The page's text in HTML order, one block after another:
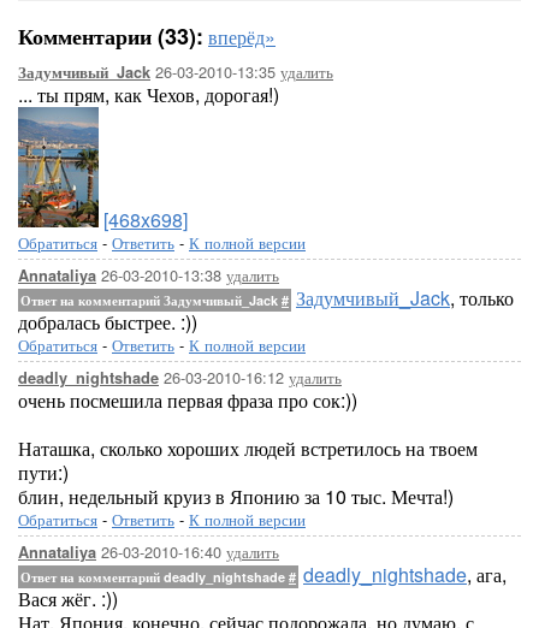
Комментарии (33): вперёд»
Задумчивый_Jack 26-03-2010-13:35 удалить
... ты прям, как Чехов, дорогая!)
[468x698]
Обратиться - Ответить - К полной версии
Annataliya 26-03-2010-13:38 удалить
Ответ на комментарий Задумчивый_Jack # Задумчивый_Jack, только
добралась быстрее. :))
Обратиться - Ответить - К полной версии
deadly_nightshade 26-03-2010-16:12 удалить
очень посмешила первая фраза про сок:))
Наташка, сколько хороших людей встретилось на твоем
пути:)
блин, недельный круиз в Японию за 10 тыс. Мечта!)
Обратиться - Ответить - К полной версии
Annataliya 26-03-2010-16:40 удалить
Ответ на комментарий deadly_nightshade # deadly_nightshade, ага,
Вася жёг. :))